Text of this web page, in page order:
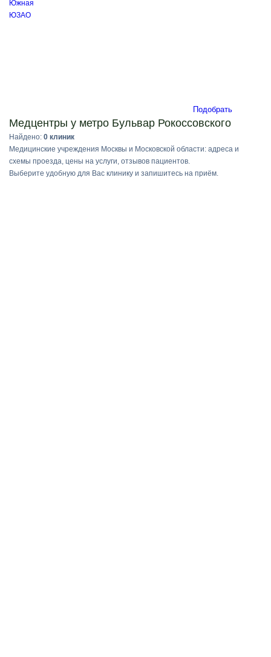
Южная
ЮЗАО
Подобрать
Медцентры у метро Бульвар Рокоссовского
Найдено: 0 клиник
Медицинские учреждения Москвы и Московской области: адреса и
схемы проезда, цены на услуги, отзывов пациентов.
Выберите удобную для Вас клинику и запишитесь на приём.